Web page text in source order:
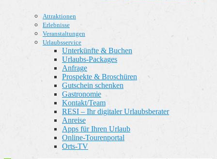
Attraktionen
Erlebnisse
Veranstaltungen
Urlaubsservice
Unterkünfte & Buchen
Urlaubs-Packages
Anfrage
Prospekte & Broschüren
Gutschein schenken
Gastronomie
Kontakt/Team
RESI – Ihr digitaler Urlaubsberater
Anreise
Apps für Ihren Urlaub
Online-Tourenportal
Orts-TV